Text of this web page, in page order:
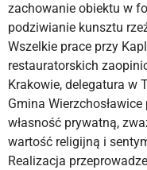
zachowanie obiektu w
podziwianie kunsztu
Wszelkie prace przy
restauratorskich
Krakowie, delegatura w
Gmina
własność prywatną,
wartość religijną i
Realizacja